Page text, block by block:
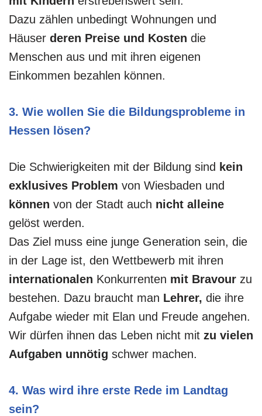
Dazu zählen unbedingt Wohnungen und
Häuser deren Preise und Kosten die
Menschen aus und mit ihren eigenen
Einkommen bezahlen können.
3. Wie wollen Sie die Bildungsprobleme in
Hessen lösen?
Die Schwierigkeiten mit der Bildung sind kein
exklusives Problem von Wiesbaden und
können von der Stadt auch nicht alleine
gelöst werden.
Das Ziel muss eine junge Generation sein, die
in der Lage ist, den Wettbewerb mit ihren
internationalen Konkurrenten mit Bravour zu
bestehen. Dazu braucht man Lehrer, die ihre
Aufgabe wieder mit Elan und Freude angehen.
Wir dürfen ihnen das Leben nicht mit zu vielen
Aufgaben unnötig schwer machen.
4. Was wird ihre erste Rede im Landtag
sein?